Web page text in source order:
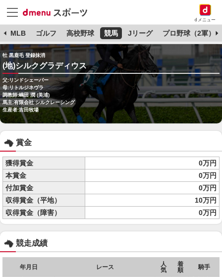
dメニュー
MLB ゴルフ 高校野球 競馬 Jリーグ プロ野球（2軍）
牡 黒鹿毛 登録抹消
(地)シルクグラディウス
父:リンドシェーバー
母:リトルジネヴラ
調教師:嶋田 潤 (美浦)
馬主:有限会社 シルクレーシング
生産者:吉田牧場
賞金
獲得賞金
0万円
本賞金
0万円
付加賞金
0万円
収得賞金（平地）
10万円
収得賞金（障害）
0万円
競走成績
年月日 レース
人
気
着
順
騎手